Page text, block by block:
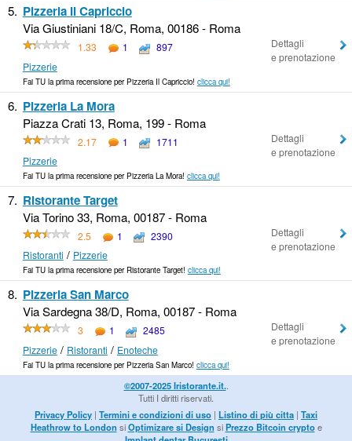
5. Pizzeria Il Capriccio
Via Giustiniani 18/C, Roma, 00186 - Roma
1.33 1
897
Pizzerie
Dettagli
e prenotazione
Fai TU la prima recensione per Pizzeria Il Capriccio! clicca qui!
6. Pizzeria La Mora
Piazza Crati 13, Roma, 199 - Roma
2.17 1
1711
Pizzerie
Dettagli
e prenotazione
Fai TU la prima recensione per Pizzeria La Mora! clicca qui!
7. Ristorante Target
Via Torino 33, Roma, 00187 - Roma
2.5 1
2390
Ristoranti / Pizzerie
Dettagli
e prenotazione
Fai TU la prima recensione per Ristorante Target! clicca qui!
8. Pizzeria San Marco
Via Sardegna 38/D, Roma, 00187 - Roma
3 1
2485
Pizzerie/ Ristoranti / Enoteche
Dettagli
e prenotazione
Fai TU la prima recensione per Pizzeria San Marco! clicca qui!
©2007-2025 Iristorante.it..
Tutti I diritti riservati.
Privacy Policy | Termini e condizioni di uso | Listino di più citta | Taxi
Heathrow to London siOptimizare si Design siPrezzo Bitcoin cryptoe